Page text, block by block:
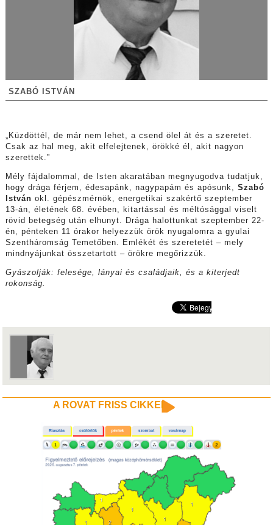
SZABÓ ISTVÁN
„Küzdöttél, de már nem lehet, a csend ölel át és a szeretet.
Csak az hal meg, akit elfelejtenek, örökké él, akit nagyon
szerettek.”
Mély fájdalommal, de Isten akaratában megnyugodva tudatjuk,
hogy drága férjem, édesapánk, nagypapám és apósunk, Szabó
István okl. gépészmérnök, energetikai szakértő szeptember
13-án, életének 68. évében, kitartással és méltósággal viselt
rövid betegség után elhunyt. Drága halottunkat szeptember 22-
én, pénteken 11 órakor helyezzük örök nyugalomra a gyulai
Szentháromság Temetőben. Emlékét és szeretetét – mely
mindnyájunkat összetartott – örökre megőrizzük.
Gyászolják: felesége, lányai és családjaik, és a kiterjedt
rokonság.
A ROVAT FRISS CIKKEI